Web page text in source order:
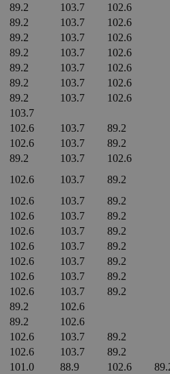
89.2 103.7
102.6
89.2 103.7
102.6
89.2 103.7
102.6
89.2 103.7
102.6
89.2 103.7
102.6
89.2 103.7
102.6
89.2 103.7
102.6
103.7
102.6 103.7
89.2
102.6 103.7
89.2
89.2 103.7
102.6
102.6 103.7
89.2
102.6 103.7
89.2
102.6 103.7
89.2
102.6 103.7
89.2
102.6 103.7
89.2
102.6 103.7
89.2
102.6 103.7
89.2
102.6 103.7
89.2
89.2
102.6
89.2
102.6
102.6 103.7
89.2
102.6 103.7
89.2
101.0 88.9 102.6